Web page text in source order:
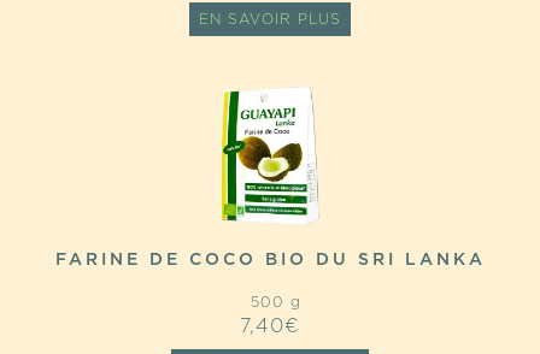
EN SAVOIR PLUS
FARINE DE COCO BIO DU SRI LANKA
500 g
7,40€